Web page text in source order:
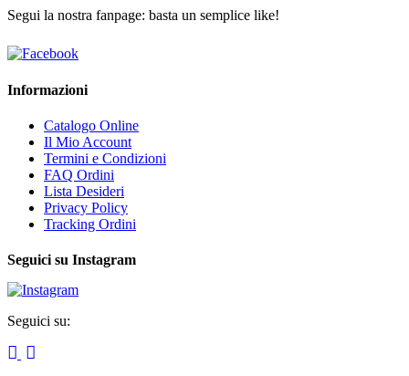
Segui la nostra fanpage: basta un semplice like!
Informazioni
Catalogo Online
Il Mio Account
Termini e Condizioni
FAQ Ordini
Lista Desideri
Privacy Policy
Tracking Ordini
Seguici su Instagram
Seguici su: